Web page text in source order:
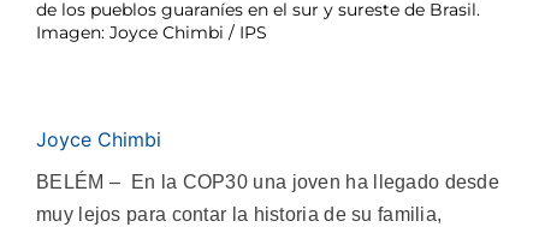
de los pueblos guaraníes en el sur y sureste de Brasil.
Imagen: Joyce Chimbi / IPS
Joyce Chimbi
BELÉM – En la COP30 una joven ha llegado desde
muy lejos para contar la historia de su familia,